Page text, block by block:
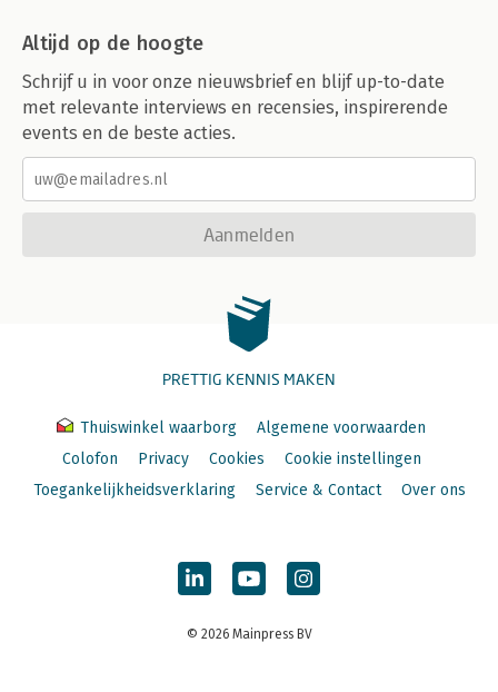
Altijd op de hoogte
Schrijf u in voor onze nieuwsbrief en blijf up-to-date
met relevante interviews en recensies, inspirerende
events en de beste acties.
Aanmelden
PRETTIG KENNIS MAKEN
Thuiswinkel waarborg
Algemene voorwaarden
Colofon
Privacy Cookies
Cookie instellingen
Toegankelijkheidsverklaring
Service & Contact Over ons
© 2026 Mainpress BV